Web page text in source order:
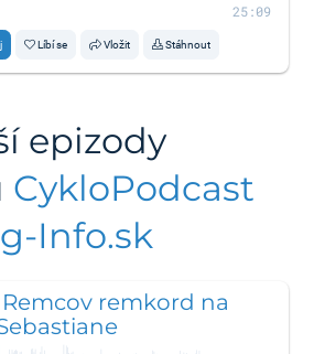
25:09
Líbí se Vložit Stáhnout
epizody
CykloPodcast
Info.sk
Remcov remkord na